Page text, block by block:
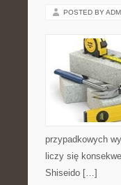
POSTED BY
przypadkowych
liczy się
Shiseido […]